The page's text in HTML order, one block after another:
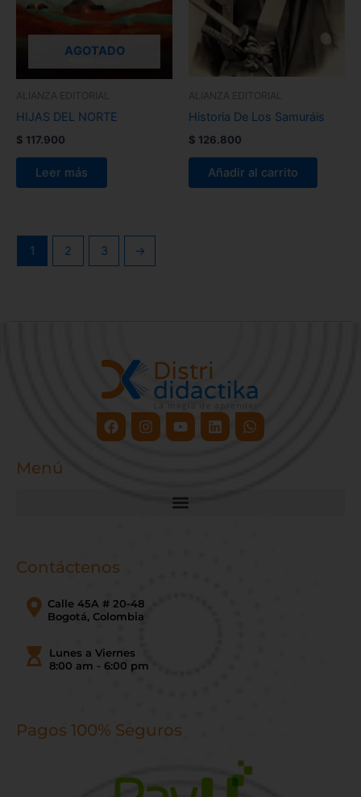
AGOTADO
ALIANZA EDITORIAL
HIJAS DEL NORTE
$ 117.900
Leer más
ALIANZA EDITORIAL
Historia De Los Samuráis
$ 126.800
Añadir al carrito
1 2 3 →
FacebookInstagram
YoutubeLinkedinWhatsapp
Menú
Contáctenos
Calle 45A # 20-48
Bogotá, Colombia
Lunes a Viernes
8:00 am - 6:00 pm
Pagos 100% Seguros